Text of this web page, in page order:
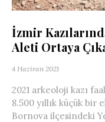
İzmir
Aleti Ortaya
4 Haziran 2021
2021 arkeoloji kazı
8.500 yıllık küçük bir
Bornova ilçesindeki